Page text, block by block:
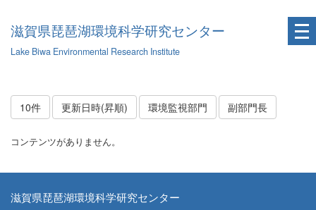
滋賀県琵琶湖環境科学研究センター
Lake Biwa Environmental Research Institute
10件 更新日時(昇順) 環境監視部門 副部門長
コンテンツがありません。
滋賀県琵琶湖環境科学研究センター